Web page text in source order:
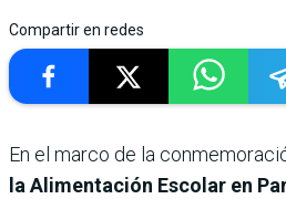
Compartir en redes
En el marco de la
la Alimentación Escolar en